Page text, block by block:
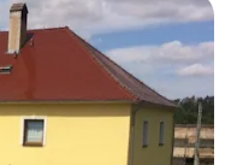
appréciés